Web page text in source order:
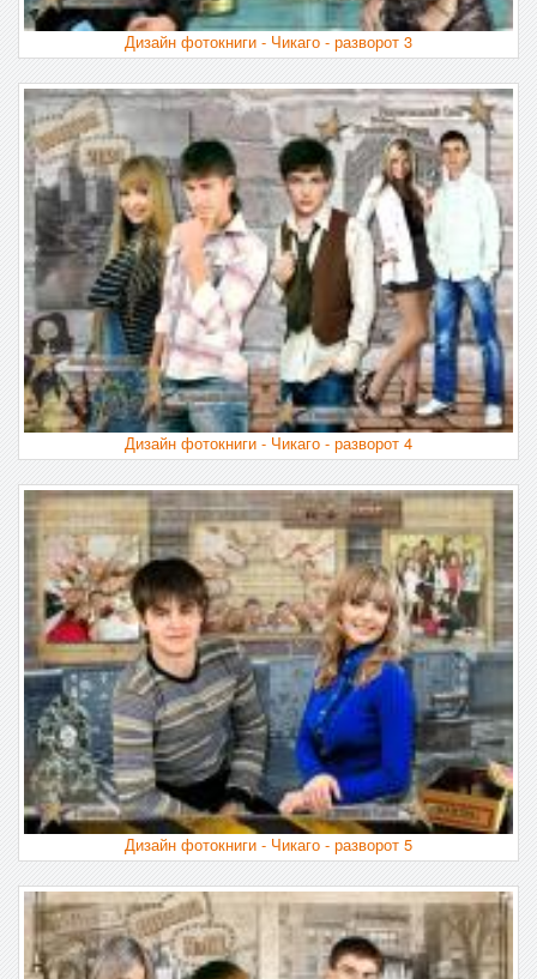
Дизайн фотокниги - Чикаго - разворот 3
Дизайн фотокниги - Чикаго - разворот 4
Дизайн фотокниги - Чикаго - разворот 5